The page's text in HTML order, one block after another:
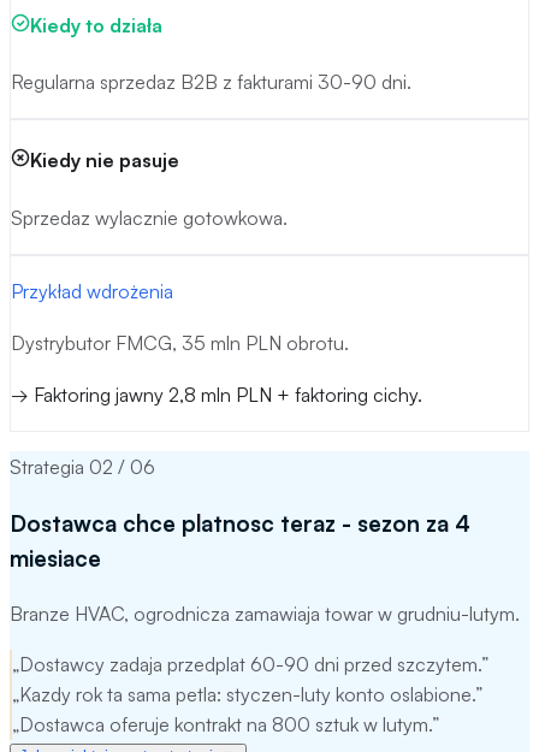
(subrogacja art. 518 KC).
Cel strategii: Cel strategii: skrocenie DSO z 75-90 do kilku
Kiedy to działa
Regularna sprzedaz B2B z fakturami 30-90 dni.
Kiedy nie pasuje
Sprzedaz wylacznie gotowkowa.
Przykład wdrożenia
Dystrybutor FMCG, 35 mln PLN obrotu.
→ Faktoring jawny 2,8 mln PLN + faktoring cichy.
Strategia 02 / 06
Dostawca chce platnosc teraz - sezon za 4
miesiace
Branze HVAC, ogrodnicza zamawiaja towar w grudniu-lutym.
„Dostawcy zadaja przedplat 60-90 dni przed szczytem.”
„Kazdy rok ta sama petla: styczen-luty konto oslabione.”
„Dostawca oferuje kontrakt na 800 sztuk w lutym.”